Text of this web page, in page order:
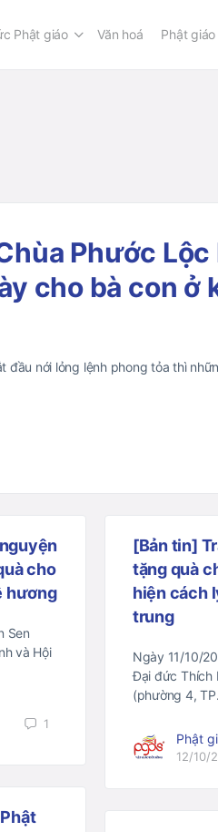
Phật giáo Văn hoá Phật
Phước
cho bà con ở
đầu nới lỏng lệnh phong tỏa thì
cho
hương
Sen
và Hội
1
[Bản tin]
tặng quà
hiện cách
trung
Ngày 11/10/
Đại đức Thích
(phường 4,
Phật
12/10/